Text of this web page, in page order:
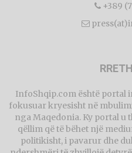
+389
InfoShqip.com është portal
fokusuar kryesisht në
nga Maqedonia. Ky portal u
qëllim që të bëhet një
politikisht, i pavarur dhe